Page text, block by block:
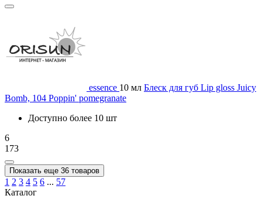
essence 10 мл Блеск для губ Lip gloss Juicy
Bomb, 104 Poppin' pomegranate
Доступно более 10 шт
6
173
Показать еще 36 товаров
1 2 3 4 5 6 ... 57
Каталог